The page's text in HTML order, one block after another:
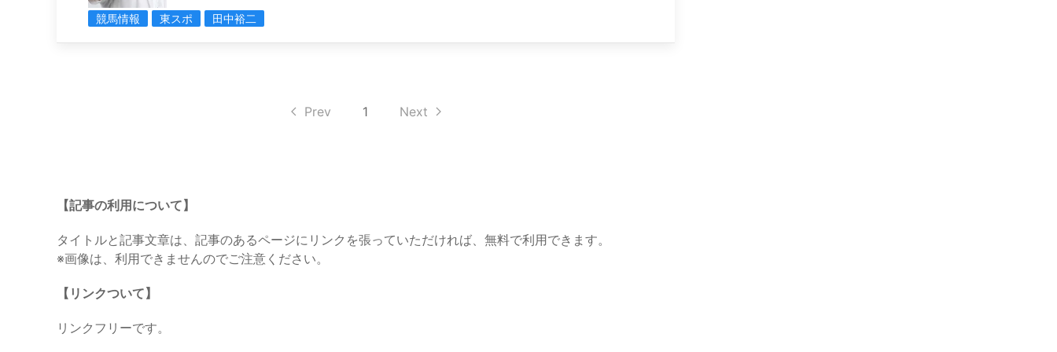
競馬情報 東スポ 田中裕二
Prev 1 Next
【記事の利用について】
タイトルと記事文章は、記事のあるページにリンクを張っていただければ、無料で利用できます。
※画像は、利用できませんのでご注意ください。
【リンクついて】
リンクフリーです。